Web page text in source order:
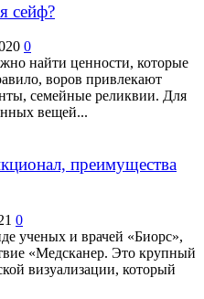
сейф?
0
найти ценности, которые
воров привлекают
семейные реликвии. Для
вещей...
преимущества
0
ученых и врачей «Биорс»,
«Медсканер. Это крупный
визуализации, который